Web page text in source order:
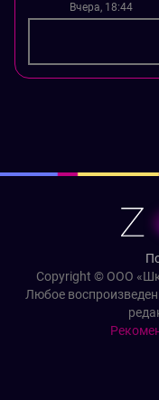
Вчера, 18:44
Copyright © ООО
Любое